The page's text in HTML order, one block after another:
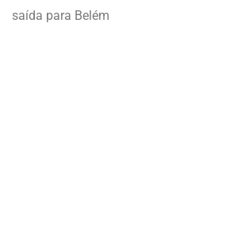
saída para Belém